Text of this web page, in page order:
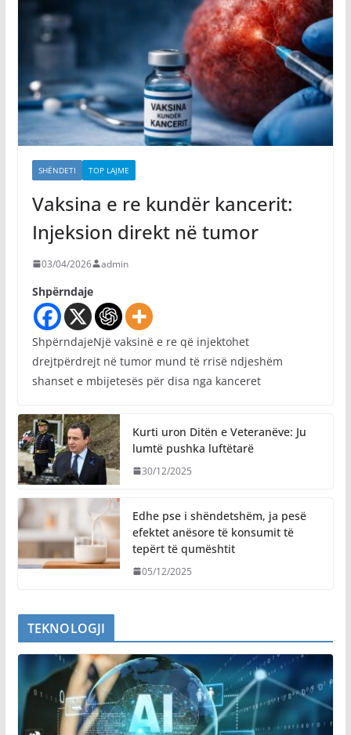
SHËNDETI TOP LAJME
Vaksina e re kundër kancerit:
Injeksion direkt në tumor
03/04/2026 admin
Shpërndaje
ShpërndajeNjë vaksinë e re që injektohet
drejtpërdrejt në tumor mund të rrisë ndjeshëm
shanset e mbijetesës për disa nga kanceret
Kurti uron Ditën e Veteranëve: Ju
lumtë pushka luftëtarë
30/12/2025
Edhe pse i shëndetshëm, ja pesë
efektet anësore të konsumit të
tepërt të qumështit
05/12/2025
TEKNOLOGJI